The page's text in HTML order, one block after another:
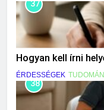
37
Hogyan kell írni
ÉRDESSÉGEK
38